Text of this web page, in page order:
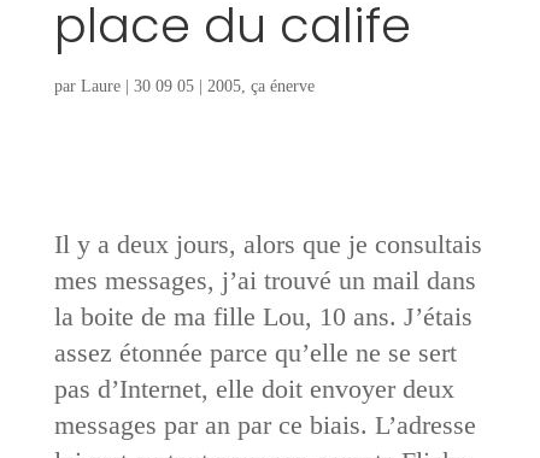
place du calife
par Laure| 30 09 05| 2005, ça énerve
Il y a deux jours, alors que je consultais
mes messages, j’ai trouvé un mail dans
la boite de ma fille Lou, 10 ans. J’étais
assez étonnée parce qu’elle ne se sert
pas d’Internet, elle doit envoyer deux
messages par an par ce biais. L’adresse